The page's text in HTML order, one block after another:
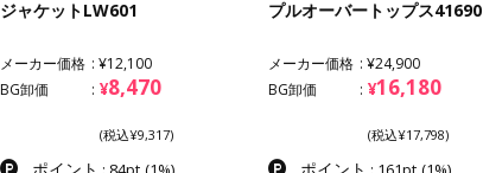
ジャケットLW601
メーカー価格
¥12,100
BG卸価
¥8,470
(税込¥9,317)
プルオーバートップス41690
メーカー価格
¥24,900
BG卸価
¥16,180
(税込¥17,798)